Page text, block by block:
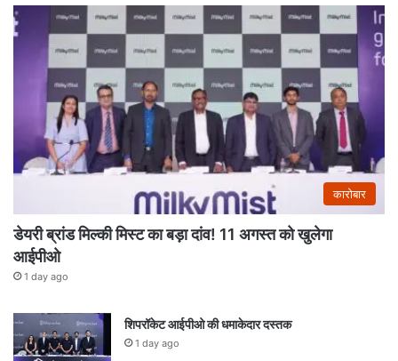
कारोबार
डेयरी ब्रांड मिल्की मिस्ट का बड़ा दांव! 11 अगस्त को खुलेगा
आईपीओ
1 day ago
शिपरॉकेट आईपीओ की धमाकेदार दस्तक
1 day ago